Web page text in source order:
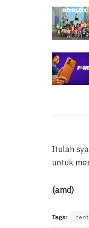
Itulah
untuk
(amd)
Tags: